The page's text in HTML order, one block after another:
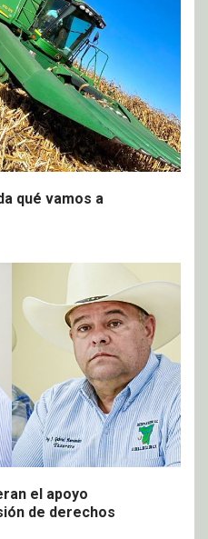
qué vamos a
el apoyo
de derechos